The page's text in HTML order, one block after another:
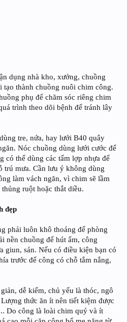
dụng nhà kho, xưởng, chuồng
tạo thành chuồng nuôi chim công.
phụ để chăm sóc riêng chim
trình theo dõi bệnh để tránh lây
tre, nứa, hay lưới B40 quây
Nóc chuồng dùng lưới cước để
có thể dùng các tấm lợp nhựa để
trú mưa. Cần lưu ý không dùng
làm vách ngăn, vì chim sẽ lầm
ruột hoặc thắt diều.
đẹp
phải luôn khô thoáng để phòng
nền chuồng để hút ẩm, công
giun, sán. Nếu có điều kiện bạn có
trước để công có chỗ tắm nắng,
dễ kiếm, chủ yếu là thóc, ngô
thức ăn ít nên tiết kiệm được
Do công là loài chim quý và ít